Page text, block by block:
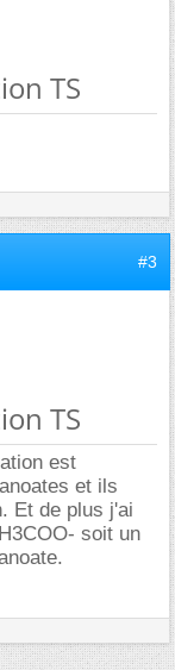
TS
#3
TS
est
et ils
Et de plus j'ai
soit un